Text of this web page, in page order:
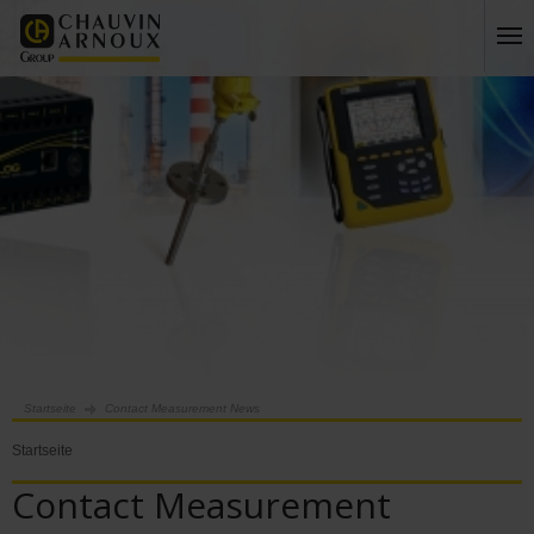
Startseite Contact Measurement News
Startseite
Contact Measurement